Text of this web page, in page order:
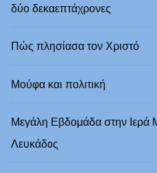
δύο δεκαεπτάχρονες
Πώς πλησίασα τον Χριστό
Μούφα και πολιτική
Μεγάλη Εβδομάδα στην Ιερά
Λευκάδoς